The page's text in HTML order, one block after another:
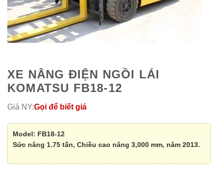
XE NÂNG ĐIỆN NGỒI LÁI
KOMATSU FB18-12
Giá NY:Gọi để biết giá
Model: FB18-12
Sức nâng 1.75 tấn, Chiều cao nâng 3,000 mm, năm 2013.